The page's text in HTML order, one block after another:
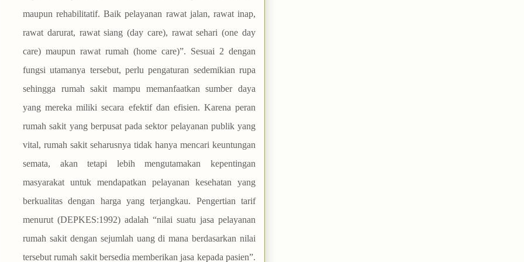
maupun rehabilitatif. Baik pelayanan rawat jalan, rawat inap,
rawat darurat, rawat siang (day care), rawat sehari (one day
care) maupun rawat rumah (home care)”. Sesuai 2 dengan
fungsi utamanya tersebut, perlu pengaturan sedemikian rupa
sehingga rumah sakit mampu memanfaatkan sumber daya
yang mereka miliki secara efektif dan efisien. Karena peran
rumah sakit yang berpusat pada sektor pelayanan publik yang
vital, rumah sakit seharusnya tidak hanya mencari keuntungan
semata, akan tetapi lebih mengutamakan kepentingan
masyarakat untuk mendapatkan pelayanan kesehatan yang
berkualitas dengan harga yang terjangkau. Pengertian tarif
menurut (DEPKES:1992) adalah “nilai suatu jasa pelayanan
rumah sakit dengan sejumlah uang di mana berdasarkan nilai
tersebut rumah sakit bersedia memberikan jasa kepada pasien”.